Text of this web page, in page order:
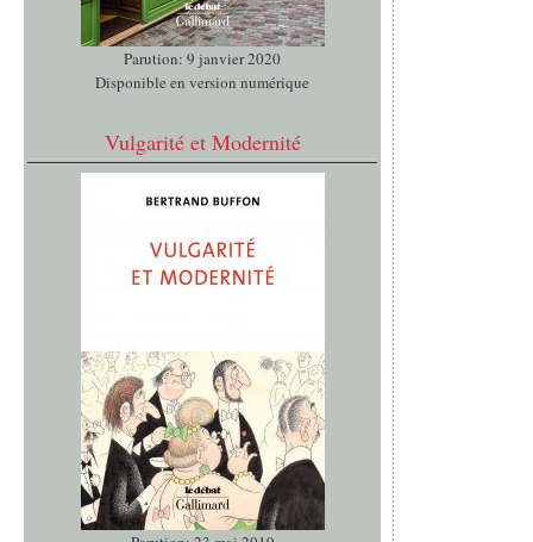
Parution: 9 janvier 2020
Disponible en version numérique
Vulgarité et Modernité